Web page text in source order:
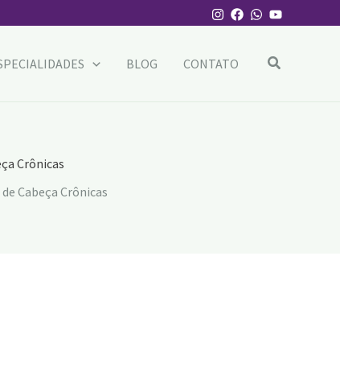
BLOG CONTATO Pesquisar
Crônicas
Cabeça Crônicas